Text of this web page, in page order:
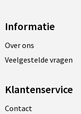
Informatie
Over ons
Veelgestelde vragen
Klantenservice
Contact